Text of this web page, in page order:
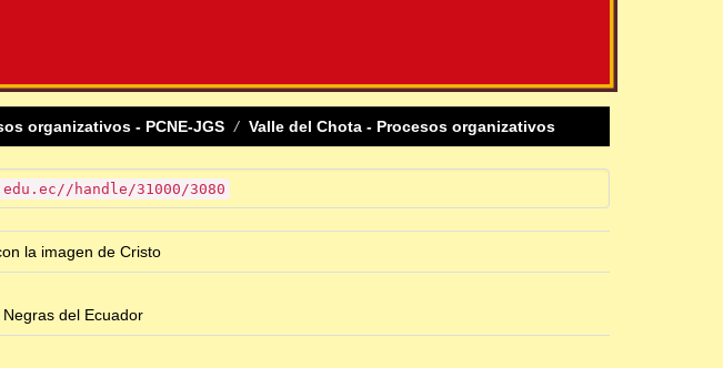
organizativos - PCNE-JGS Valle del Chota - Procesos organizativos
handle/31000/3080
la imagen de Cristo
del Ecuador